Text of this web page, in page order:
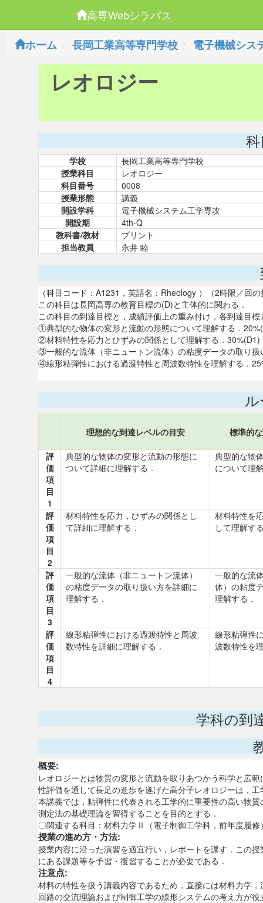
高専Webシラバス
ホーム
長岡工業高等専門学校 電子機械シス
レオロジー
学校
長岡工業高等専門学校
授業科目
レオロジー
科目番号
0008
授業形態
講義
開設学科
電子機械システム工学専攻
開設期
4th-Q
教科書/教材
プリント
担当教員
永井 睦
（科目コード：A1231，英語名：Rheology ）（2時限／回
この科目は長岡高専の教育目標の(D)と主体的に関わる．
この科目の到達目標と，成績評価上の重み付け，各到達目
①典型的な物体の変形と流動の形態について理解する．
②材料特性を応力とひずみの関係として理解する．30%(D1)
③一般的な流体（非ニュートン流体）の粘度データの取り
④線形粘弾性における過渡特性と周波数特性を理解する．
理想的な到達レベルの目安 標準的
評
価
項
目
1
典型的な物体の変形と流動の形態に
ついて詳細に理解する．
典型的な物
について理
評
価
項
目
2
材料特性を応力，ひずみの関係とし
て詳細に理解する．
材料特性を
して理解す
評
価
項
目
3
一般的な流体（非ニュートン流体）
の粘度データの取り扱い方を詳細に
理解する．
一般的な流
体）の粘度
理解する．
評
価
項
目
4
線形粘弾性における過渡特性と周波
数特性を詳細に理解する．
線形粘弾性
波数特性を
学科の到
概要:
レオロジーとは物質の変形と流動を取りあつかう科学と広
性評価を通して長足の進歩を遂げた高分子レオロジーは，
本講義では，粘弾性に代表される工学的に重要性の高い物
測定法の基礎理論を習得することを目的とする．
〇関連する科目：材料力学Ⅱ（電子制御工学科，前年度履修
授業の進め方・方法:
授業内容に沿った演習を適宜行い，レポートを課す．この
にある課題等を予習・復習することが必要である．
注意点:
材料の特性を扱う講義内容であるため，直接には材料力学
回路の交流理論および制御工学の線形システムの考え方が